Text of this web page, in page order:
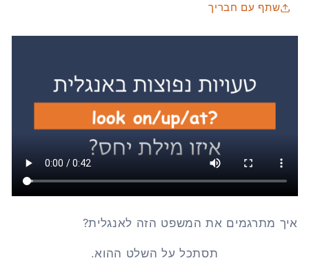
שתף עם חבריך
איך מתרגמים את המשפט הזה לאנגלית?
תסתכל על השלט ההוא.